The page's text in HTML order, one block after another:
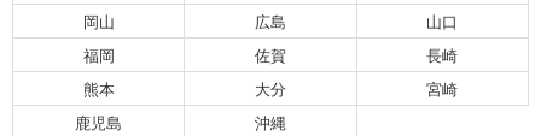
岡山
広島
山口
福岡
佐賀
長崎
熊本
大分
宮崎
鹿児島
沖縄